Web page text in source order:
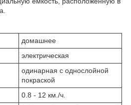
домашнее
электрическая
одинарная с однослойной
покраской
0.8 - 12 км./ч.